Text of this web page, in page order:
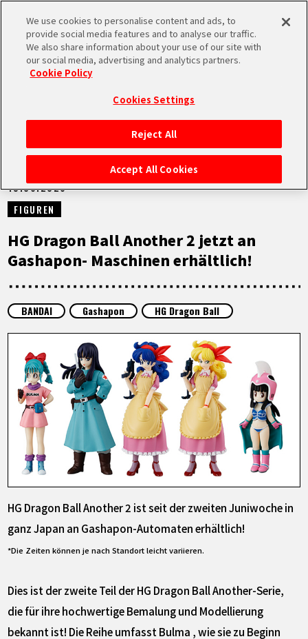
MEN
STARTSEITE
NEUES
HIGHLIGHTS
VIDEOS
SPECIALS
INFOS
LANGUAGE
JP
EN FR DE ES
NEUES
19.06.2026
FIGUREN
HG Dragon Ball Another 2 jetzt an
Gashapon- Maschinen erhältlich!
BANDAI Gashapon HG Dragon Ball
HG Dragon Ball Another 2 ist seit der zweiten Juniwoche in
ganz Japan an Gashapon-Automaten erhältlich!
*Die Zeiten können je nach Standort leicht variieren.
Dies ist der zweite Teil der HG Dragon Ball Another-Serie,
die für ihre hochwertige Bemalung und Modellierung
bekannt ist! Die Reihe umfasst Bulma , wie sie zu Beginn
We use cookies to personalise content and ads, to
provide social media features and to analyse our traffic.
We also share information about your use of our site with
our social media, advertising and analytics partners.
Cookie Policy
Cookies Settings
Reject All
Accept All Cookies